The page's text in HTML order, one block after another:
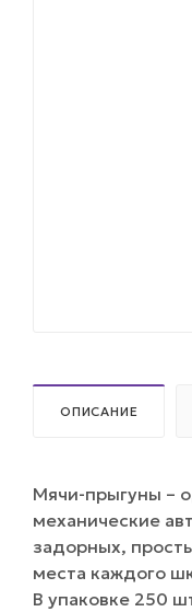
ОПИСАНИЕ
Мячи-прыгуны –
механические
задорных,
места каждого
В упаковке 250